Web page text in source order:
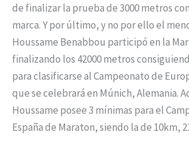
de finalizar la prueba de 3000 metros
marca. Y por último, y no por ello el
Houssame Benabbou participó en la
finalizando los 42000 metros
para clasificarse al Campeonato de
que se celebrará en Múnich, Alemania.
Houssame posee 3 mínimas para el
España de Maraton, siendo la de 10km,